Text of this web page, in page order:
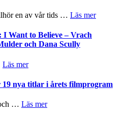
Huskvarna
Folkets
–
en
en av vår tids … Läs merom
Want to Believe – Vrach
och Dana Scully
Läs merom
trailern
The
X-
19 nya titlar i årets filmprogram
… Läs merom